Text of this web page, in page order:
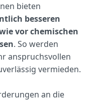
bieten
besseren
vor chemischen
. So werden
anspruchsvollen
vermieden.
an die